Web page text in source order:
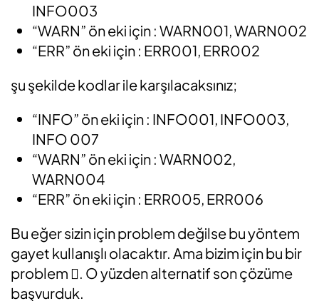
INFO003
“WARN” ön eki için : WARN001, WARN002
“ERR” ön eki için : ERR001, ERR002
şu şekilde kodlar ile karşılacaksınız;
“INFO” ön eki için : INFO001, INFO003,
INFO 007
“WARN” ön eki için : WARN002,
WARN004
“ERR” ön eki için : ERR005, ERR006
Bu eğer sizin için problem değilse bu yöntem
gayet kullanışlı olacaktır. Ama bizim için bu bir
problem . O yüzden alternatif son çözüme
başvurduk.